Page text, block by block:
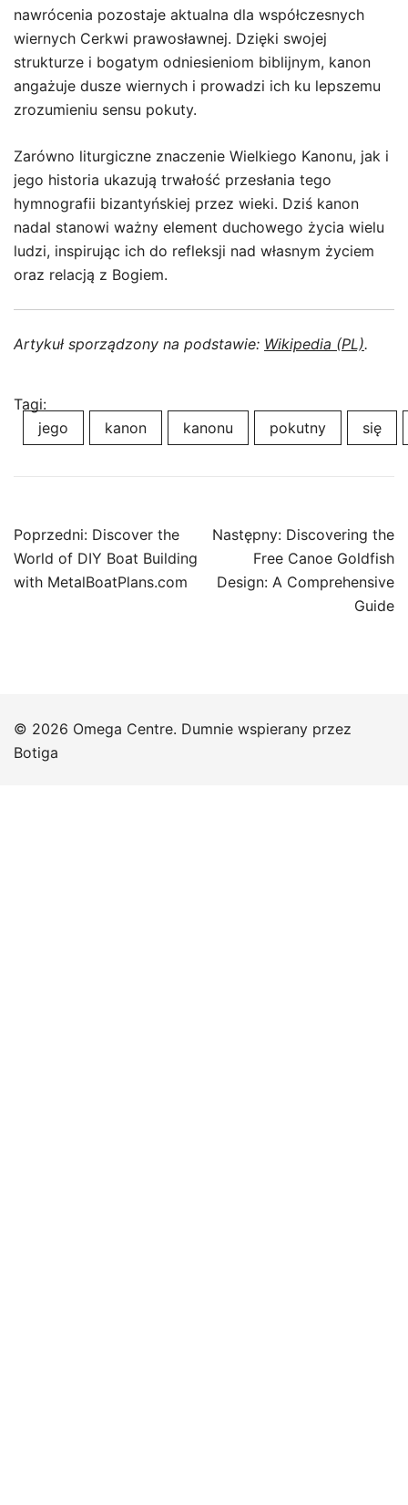
nawrócenia pozostaje aktualna dla współczesnych
wiernych Cerkwi prawosławnej. Dzięki swojej
strukturze i bogatym odniesieniom biblijnym, kanon
angażuje dusze wiernych i prowadzi ich ku lepszemu
zrozumieniu sensu pokuty.
Zarówno liturgiczne znaczenie Wielkiego Kanonu, jak i
jego historia ukazują trwałość przesłania tego
hymnografii bizantyńskiej przez wieki. Dziś kanon
nadal stanowi ważny element duchowego życia wielu
ludzi, inspirując ich do refleksji nad własnym życiem
oraz relacją z Bogiem.
Artykuł sporządzony na podstawie: Wikipedia (PL).
Tagi:
jego
kanon kanonu pokutny się
Nawigacja
wpisu
Poprzedni: Discover the
World of DIY Boat Building
with MetalBoatPlans.com
Następny: Discovering the
Free Canoe Goldfish
Design: A Comprehensive
Guide
© 2026 Omega Centre. Dumnie wspierany przez
Botiga